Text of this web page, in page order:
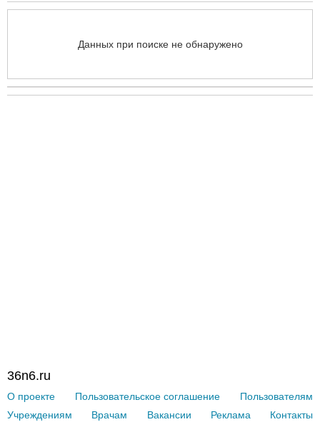
Данных при поиске не обнаружено
36n6.ru
О проекте Пользовательское соглашение
Пользователям
Учреждениям
Врачам Вакансии Реклама Контакты